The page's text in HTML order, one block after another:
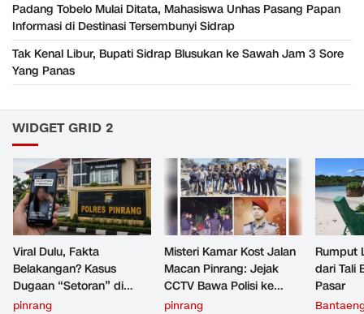
Padang Tobelo Mulai Ditata, Mahasiswa Unhas Pasang Papan
Informasi di Destinasi Tersembunyi Sidrap
Tak Kenal Libur, Bupati Sidrap Blusukan ke Sawah Jam 3 Sore
Yang Panas
WIDGET GRID 2
Viral Dulu, Fakta
Belakangan? Kasus
Dugaan “Setoran” di
Pinrang Masuk Babak
pinrang
Misteri Kamar Kost Jalan
Macan Pinrang: Jejak
CCTV Bawa Polisi ke
Batulappa, MB Akhirnya
pinrang
Rumput
dari Tali
Pasar